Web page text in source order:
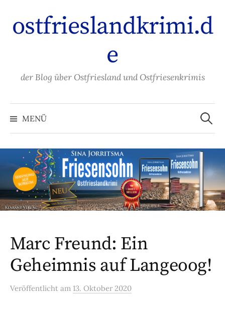
Inhalt
überspringen
ostfrieslandkrimi.d
e
der Blog über Ostfriesland und Ostfriesenkrimis
MENÜ
Suchen
nach:
Marc Freund: Ein
Geheimnis auf Langeoog!
Veröffentlicht am 13. Oktober 2020